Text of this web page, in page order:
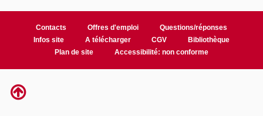
Contacts Offres d'emploi
Questions/réponses
Infos site
A télécharger CGV
Bibliothèque
Plan de site
Accessibilité: non conforme